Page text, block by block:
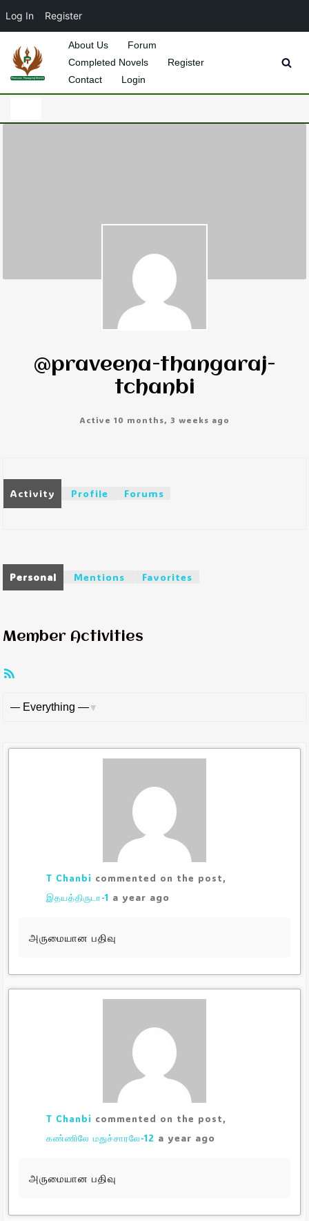
Log In Register
Skip
About Us
Forum
Completed Novels
Register
Contact
Login
@praveena-thangaraj-
tchanbi
Active 10 months, 3 weeks ago
Activity Profile Forums
Personal Mentions Favorites
Member Activities
T Chanbi commented on the post,
இதயத்திருடா-1 a year ago
அருமையான பதிவு
T Chanbi commented on the post,
கண்ணிலே மதுச்சாரலே-12 a year ago
அருமையான பதிவு